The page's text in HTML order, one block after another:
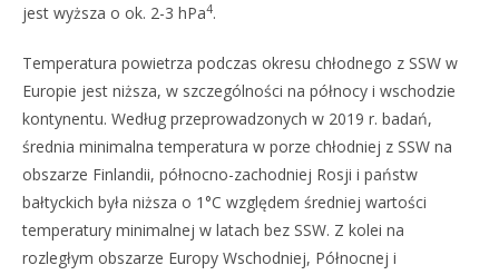
jest wyższa o ok. 2-3 hPa4.
Temperatura powietrza podczas okresu chłodnego z SSW w
Europie jest niższa, w szczególności na północy i wschodzie
kontynentu. Według przeprowadzonych w 2019 r. badań,
średnia minimalna temperatura w porze chłodniej z SSW na
obszarze Finlandii, północno-zachodniej Rosji i państw
bałtyckich była niższa o 1°C względem średniej wartości
temperatury minimalnej w latach bez SSW. Z kolei na
rozległym obszarze Europy Wschodniej, Północnej i